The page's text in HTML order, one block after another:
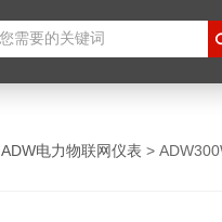
ADW电力物联网仪表 > ADW300W-L剩